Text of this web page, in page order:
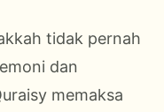
tidak pernah
dan
memaksa